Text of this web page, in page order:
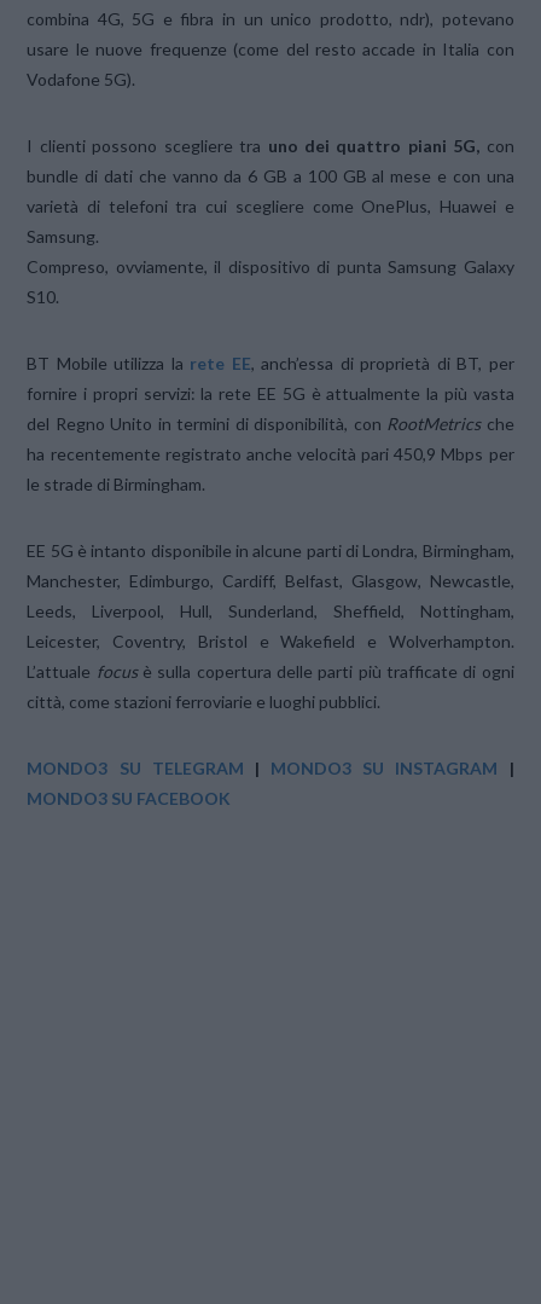
combina 4G, 5G e fibra in un unico prodotto, ndr), potevano
usare le nuove frequenze (come del resto accade in Italia con
Vodafone 5G).
I clienti possono scegliere tra uno dei quattro piani 5G, con
bundle di dati che vanno da 6 GB a 100 GB al mese e con una
varietà di telefoni tra cui scegliere come OnePlus, Huawei e
Samsung.
Compreso, ovviamente, il dispositivo di punta Samsung Galaxy
S10.
BT Mobile utilizza la rete EE, anch’essa di proprietà di BT, per
fornire i propri servizi: la rete EE 5G è attualmente la più vasta
del Regno Unito in termini di disponibilità, con RootMetricsche
ha recentemente registrato anche velocità pari 450,9 Mbps per
le strade di Birmingham.
EE 5G è intanto disponibile in alcune parti di Londra, Birmingham,
Manchester, Edimburgo, Cardiff, Belfast, Glasgow, Newcastle,
Leeds, Liverpool, Hull, Sunderland, Sheffield, Nottingham,
Leicester, Coventry, Bristol e Wakefield e Wolverhampton.
L’attuale focusè sulla copertura delle parti più trafficate di ogni
città, come stazioni ferroviarie e luoghi pubblici.
MONDO3 SU TELEGRAM | MONDO3 SU INSTAGRAM |
MONDO3 SU FACEBOOK